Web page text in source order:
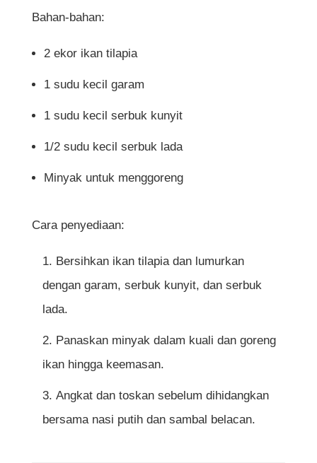
Kesimpulan
Soalan Lazim (FAQ)
jenis masakan?
Bagaimana cara memilih ikan tilapia yang
segar?
Adakah ikan tilapia mempunyai banyak
bau hanyir ikan tilapia?
Bolehkah ikan tilapia digunakan dalam
masakan diet sihat?
Rujukan
Bahan-bahan:
2 ekor ikan tilapia
1 sudu kecil garam
1 sudu kecil serbuk kunyit
1/2 sudu kecil serbuk lada
Minyak untuk menggoreng
Cara penyediaan:
Bersihkan ikan tilapia dan lumurkan
dengan garam, serbuk kunyit, dan serbuk
lada.
Panaskan minyak dalam kuali dan goreng
ikan hingga keemasan.
Angkat dan toskan sebelum dihidangkan
bersama nasi putih dan sambal belacan.